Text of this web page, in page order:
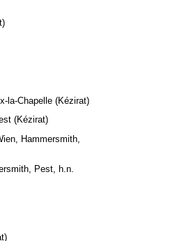
la-Chapelle (Kézirat)
(Kézirat)
Hammersmith,
Pest, h.n.